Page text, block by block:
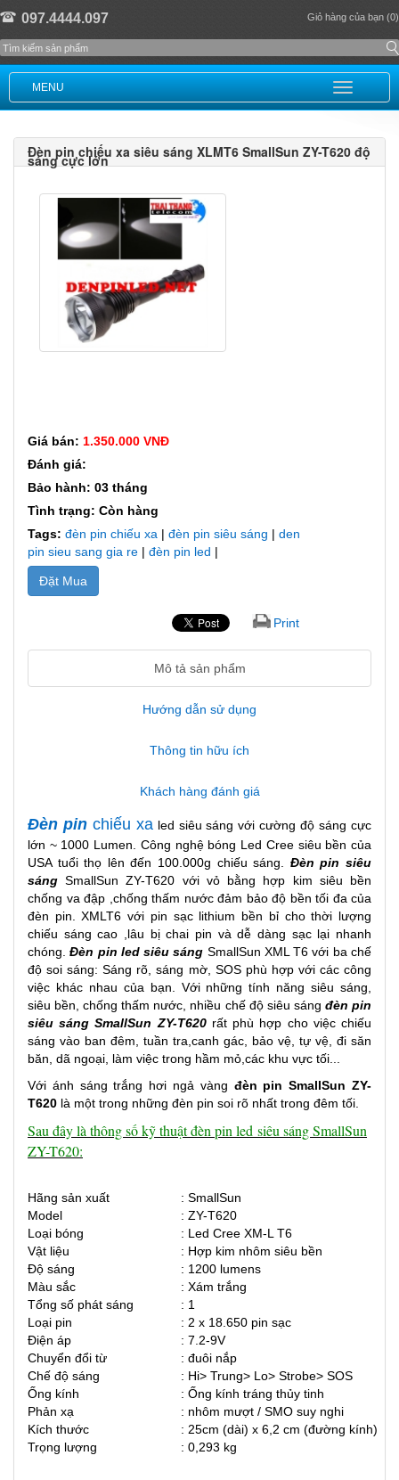
097.4444.097 Giỏ hàng của bạn (0)
MENU
Đèn pin chiếu xa siêu sáng XLMT6 SmallSun ZY-T620 độ
sáng cực lớn
Giá bán: 1.350.000 VNĐ
Đánh giá:
Bảo hành: 03 tháng
Tình trạng: Còn hàng
Tags: đèn pin chiếu xa | đèn pin siêu sáng | den
pin sieu sang gia re | đèn pin led |
Đặt Mua
Print
Mô tả sản phẩm
Hướng dẫn sử dụng
Thông tin hữu ích
Khách hàng đánh giá
Đèn pinchiếu xaled siêu sáng với cường độ sáng cực
lớn ~ 1000 Lumen. Công nghệ bóng Led Cree siêu bền của
USA tuổi thọ lên đến 100.000g chiếu sáng. Đèn pin siêu
sáng SmallSun ZY-T620 với vỏ bằng hợp kim siêu bền
chống va đập ,chống thấm nước đảm bảo độ bền tối đa của
đèn pin. XMLT6 với pin sạc lithium bền bỉ cho thời lượng
chiếu sáng cao ,lâu bị chai pin và dễ dàng sạc lại nhanh
chóng.Đèn pin led siêu sáng SmallSun XML T6 với ba chế
độ soi sáng: Sáng rõ, sáng mờ, SOS phù hợp với các công
việc khác nhau của bạn. Với những tính năng siêu sáng,
siêu bền, chống thấm nước, nhiều chế độ siêu sáng đèn pin
siêu sáng SmallSun ZY-T620rất phù hợp cho việc chiếu
sáng vào ban đêm, tuần tra,canh gác, bảo vệ, tự vệ, đi săn
băn, dã ngoại, làm việc trong hầm mỏ,các khu vực tối...
Với ánh sáng trắng hơi ngả vàng đèn pin SmallSun ZY-
T620 là một trong những đèn pin soi rõ nhất trong đêm tối.
Sau đây là thông số kỹ thuật đèn pin led siêu sáng SmallSun
ZY-T620:
Hãng sản xuất
: SmallSun
Model
: ZY-T620
Loại bóng
: Led Cree XM-L T6
Vật liệu
: Hợp kim nhôm siêu bền
Độ sáng
: 1200 lumens
Màu sắc
: Xám trắng
Tổng số phát sáng
: 1
Loại pin
: 2 x 18.650 pin sạc
Điện áp
: 7.2-9V
Chuyển đổi từ
: đuôi nắp
Chế độ sáng
: Hi> Trung> Lo> Strobe> SOS
Ống kính
: Ống kính tráng thủy tinh
Phản xạ
: nhôm mượt / SMO suy nghi
Kích thước
: 25cm (dài) x 6,2 cm (đường kính)
Trọng lượng
: 0,293 kg